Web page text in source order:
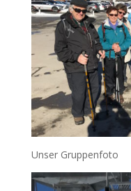
Unser Gruppenfoto